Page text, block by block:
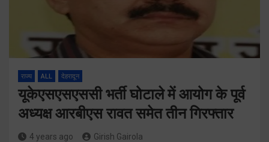
राज्य ALL देहरादून
यूकेएसएसएससी भर्ती घोटाले में आयोग के पूर्व
अध्यक्ष आरबीएस रावत समेत तीन गिरफ्तार
4 years ago Girish Gairola